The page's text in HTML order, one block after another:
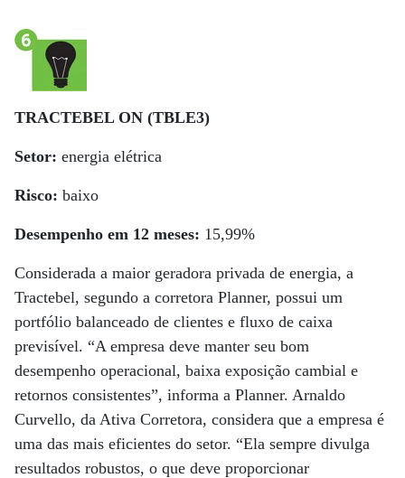
TRACTEBEL ON (TBLE3)
Setor: energia elétrica
Risco: baixo
Desempenho em 12 meses: 15,99%
Considerada a maior geradora privada de energia, a
Tractebel, segundo a corretora Planner, possui um
portfólio balanceado de clientes e fluxo de caixa
previsível. “A empresa deve manter seu bom
desempenho operacional, baixa exposição cambial e
retornos consistentes”, informa a Planner. Arnaldo
Curvello, da Ativa Corretora, considera que a empresa é
uma das mais eficientes do setor. “Ela sempre divulga
resultados robustos, o que deve proporcionar